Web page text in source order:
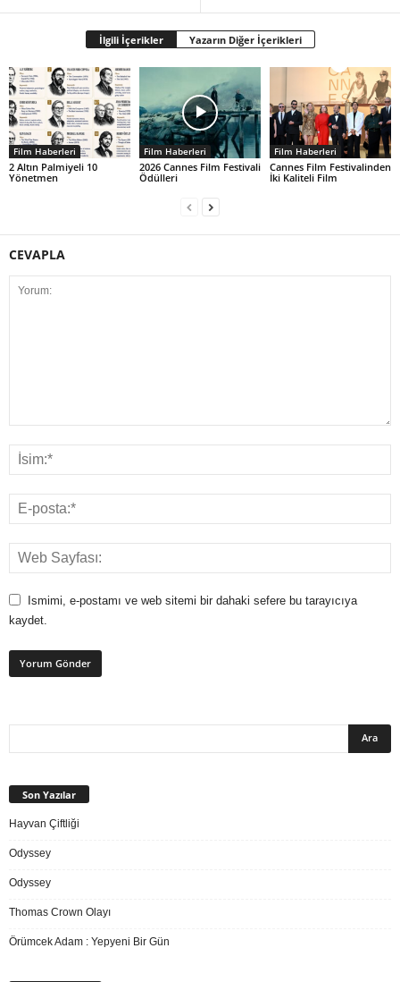
İlgili İçerikler Yazarın Diğer İçerikleri
Film Haberleri
2 Altın Palmiyeli 10
Yönetmen
Film Haberleri
2026 Cannes Film Festivali
Ödülleri
Film Haberleri
Cannes Film Festivalinden
İki Kaliteli Film
CEVAPLA
Ismimi, e-postamı ve web sitemi bir dahaki sefere bu tarayıcıya
kaydet.
Son Yazılar
Hayvan Çiftliği
Odyssey
Odyssey
Thomas Crown Olayı
Örümcek Adam : Yepyeni Bir Gün